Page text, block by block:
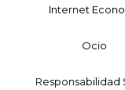
Internet
Ocio
Responsabilidad